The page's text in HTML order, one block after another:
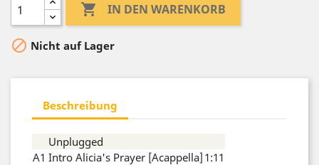
 IN DEN WARENKORB
 Nicht auf Lager
Beschreibung
Unplugged
A1 Intro Alicia's Prayer [Acappella] 1:11